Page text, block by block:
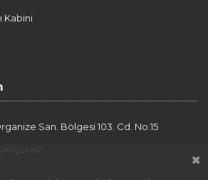
Kabini
San. Bölgesi 103. Cd. No:15
×